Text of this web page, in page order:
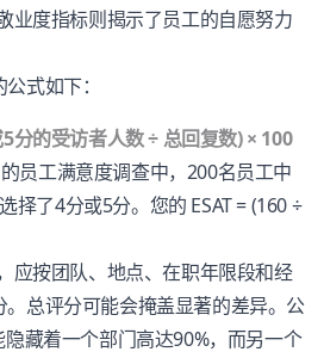
业度指标则揭示了员工的自愿努力
式如下：
5分的受访者人数 ÷ 总回复数) × 100
员工满意度调查中，200名员工中
择了4分或5分。您的 ESAT = (160 ÷
应按团队、地点、在职年限段和经
。总评分可能会掩盖显著的差异。公
隐藏着一个部门高达90%，而另一个